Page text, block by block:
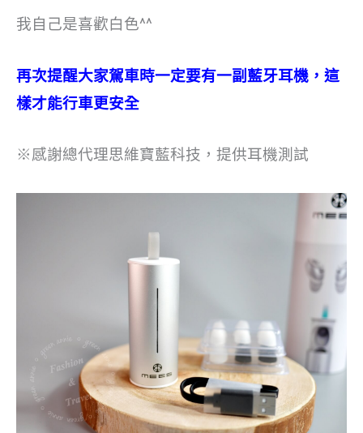
我自己是喜歡白色^^
再次提醒大家駕車時一定要有一副藍牙耳機，這
樣才能行車更安全
※感謝總代理思維寶藍科技，提供耳機測試